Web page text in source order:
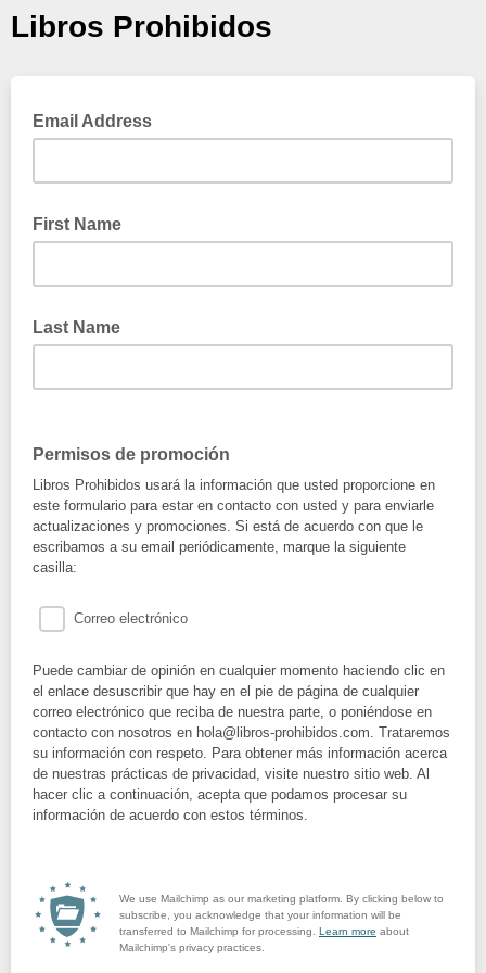
Libros Prohibidos
Email Address
First Name
Last Name
Permisos de promoción
Libros Prohibidos usará la información que usted proporcione en
este formulario para estar en contacto con usted y para enviarle
actualizaciones y promociones. Si está de acuerdo con que le
escribamos a su email periódicamente, marque la siguiente
casilla:
Correo electrónico
Puede cambiar de opinión en cualquier momento haciendo clic en
el enlace desuscribir que hay en el pie de página de cualquier
correo electrónico que reciba de nuestra parte, o poniéndose en
contacto con nosotros en hola@libros-prohibidos.com. Trataremos
su información con respeto. Para obtener más información acerca
de nuestras prácticas de privacidad, visite nuestro sitio web. Al
hacer clic a continuación, acepta que podamos procesar su
información de acuerdo con estos términos.
We use Mailchimp as our marketing platform. By clicking below to
subscribe, you acknowledge that your information will be
transferred to Mailchimp for processing. Learn more about
Mailchimp's privacy practices.